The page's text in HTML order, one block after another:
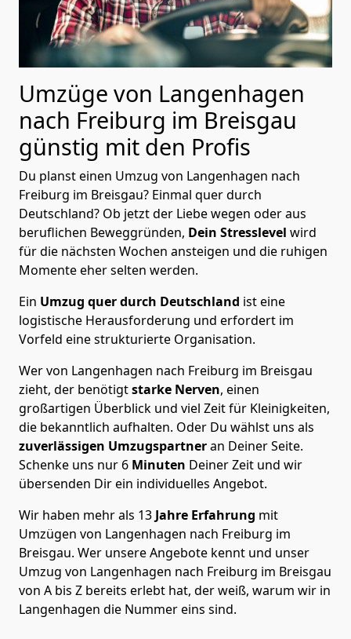
Umzüge von Langenhagen
nach Freiburg im Breisgau
günstig mit den Profis
Du planst einen Umzug von Langenhagen nach
Freiburg im Breisgau? Einmal quer durch
Deutschland? Ob jetzt der Liebe wegen oder aus
beruflichen Beweggründen, Dein Stresslevel wird
für die nächsten Wochen ansteigen und die ruhigen
Momente eher selten werden.
Ein Umzug quer durch Deutschland ist eine
logistische Herausforderung und erfordert im
Vorfeld eine strukturierte Organisation.
Wer von Langenhagen nach Freiburg im Breisgau
zieht, der benötigtstarke Nerven, einen
großartigen Überblick und viel Zeit für Kleinigkeiten,
die bekanntlich aufhalten. Oder Du wählst uns als
zuverlässigen Umzugspartneran Deiner Seite.
Schenke uns nur 6 Minuten Deiner Zeit und wir
übersenden Dir ein individuelles Angebot.
Wir haben mehr als 13 Jahre Erfahrung mit
Umzügen von Langenhagen nach Freiburg im
Breisgau. Wer unsere Angebote kennt und unser
Umzug von Langenhagen nach Freiburg im Breisgau
von A bis Z bereits erlebt hat, der weiß, warum wir in
Langenhagen die Nummer eins sind.